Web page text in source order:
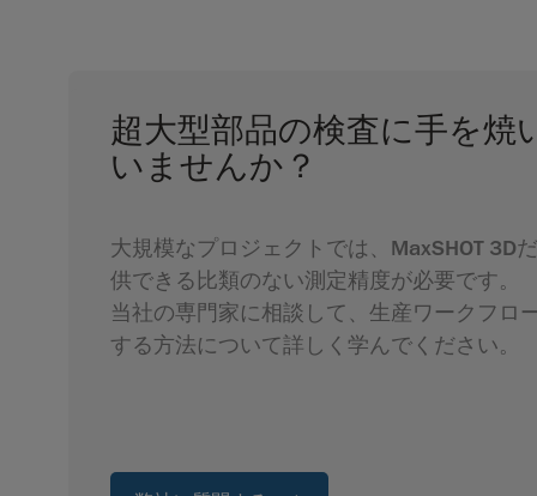
超大型部品の検査に手を焼
いませんか？
大規模なプロジェクトでは、MaxSHOT 3D
供できる比類のない測定精度が必要です。
当社の専門家に相談して、生産ワークフロ
する方法について詳しく学んでください。